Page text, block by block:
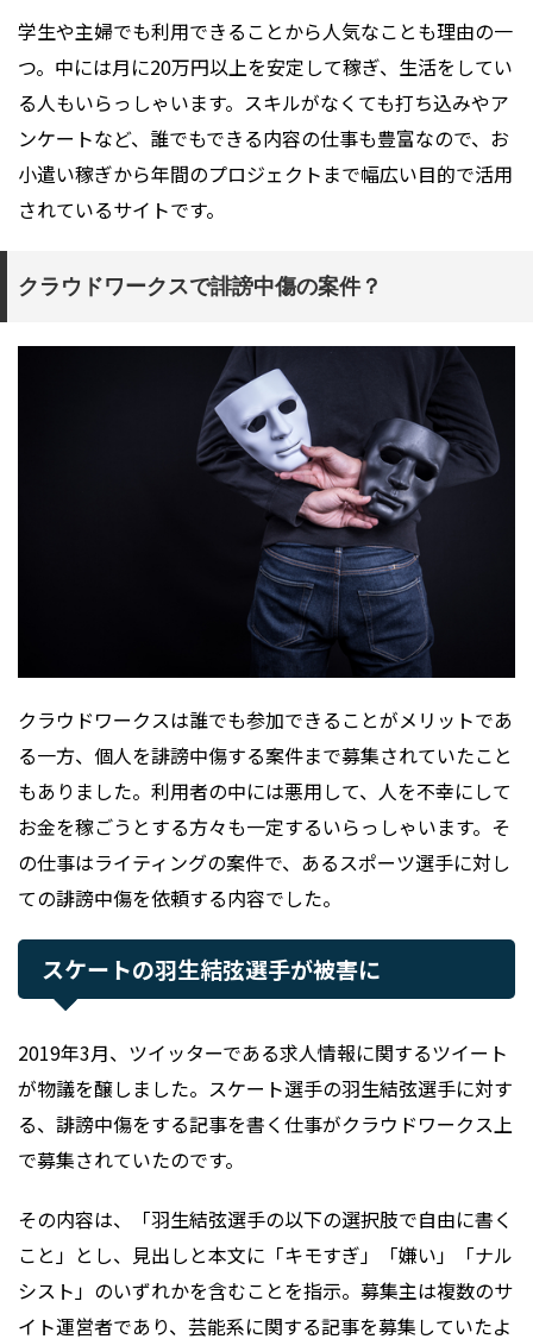
学生や主婦でも利用できることから人気なことも理由の一
つ。中には月に20万円以上を安定して稼ぎ、生活をしてい
る人もいらっしゃいます。スキルがなくても打ち込みやア
ンケートなど、誰でもできる内容の仕事も豊富なので、お
小遣い稼ぎから年間のプロジェクトまで幅広い目的で活用
されているサイトです。
クラウドワークスで誹謗中傷の案件？
クラウドワークスは誰でも参加できることがメリットであ
る一方、個人を誹謗中傷する案件まで募集されていたこと
もありました。利用者の中には悪用して、人を不幸にして
お金を稼ごうとする方々も一定するいらっしゃいます。そ
の仕事はライティングの案件で、あるスポーツ選手に対し
ての誹謗中傷を依頼する内容でした。
スケートの羽生結弦選手が被害に
2019年3月、ツイッターである求人情報に関するツイート
が物議を醸しました。スケート選手の羽生結弦選手に対す
る、誹謗中傷をする記事を書く仕事がクラウドワークス上
で募集されていたのです。
その内容は、「羽生結弦選手の以下の選択肢で自由に書く
こと」とし、見出しと本文に「キモすぎ」「嫌い」「ナル
シスト」のいずれかを含むことを指示。募集主は複数のサ
イト運営者であり、芸能系に関する記事を募集していたよ